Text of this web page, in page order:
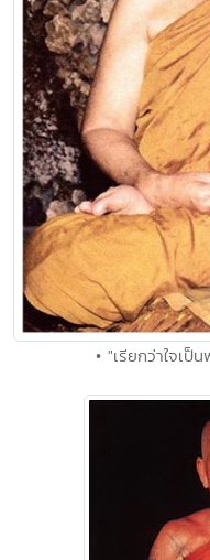
• "เรียกว่าใจเป็